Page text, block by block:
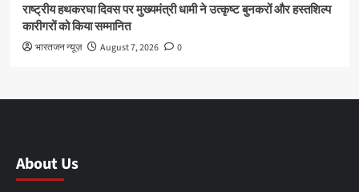
राष्ट्रीय हथकरघा दिवस पर मुख्यमंत्री धामी ने उत्कृष्ट बुनकरों और हस्तशिल्प
कारीगरों को किया सम्मानित
भारतजन न्यूज़ August 7, 2026 0
About Us